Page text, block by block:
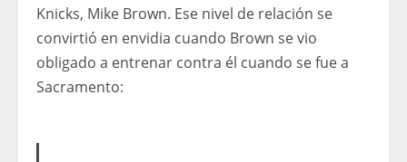
Knicks, Mike Brown. Ese nivel de relación se
convirtió en envidia cuando Brown se vio
obligado a entrenar contra él cuando se fue a
Sacramento: